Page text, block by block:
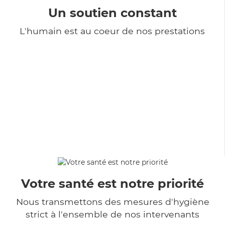
Un soutien constant
L'humain est au coeur de nos prestations
Votre santé est notre priorité
Nous transmettons des mesures d'hygiène
strict à l'ensemble de nos intervenants